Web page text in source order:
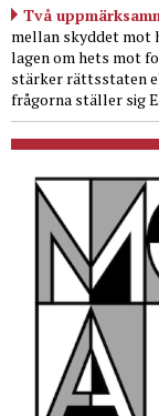
Två
mellan skyddet mot
lagen om hets mot
stärker rättsstaten
frågorna ställer sig